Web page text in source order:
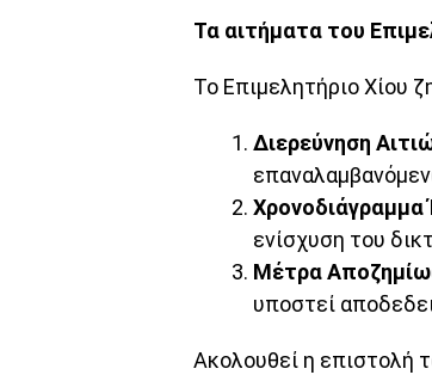
Τα αιτήματα του
Το Επιμελητήριο Χίου
Διερεύνηση
Χρονοδιάγραμμα
ενίσχυση του
Μέτρα
υποστεί
Ακολουθεί η επιστολή